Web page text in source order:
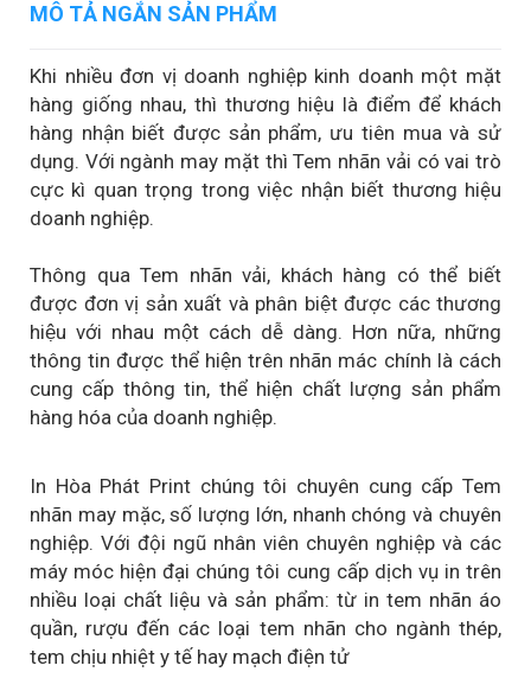
MÔ TẢ NGẮN SẢN PHẨM
Khi nhiều đơn vị doanh nghiệp kinh doanh một mặt
hàng giống nhau, thì thương hiệu là điểm để khách
hàng nhận biết được sản phẩm, ưu tiên mua và sử
dụng. Với ngành may mặt thì Tem nhãn vải có vai trò
cực kì quan trọng trong việc nhận biết thương hiệu
doanh nghiệp.
Thông qua Tem nhãn vải, khách hàng có thể biết
được đơn vị sản xuất và phân biệt được các thương
hiệu với nhau một cách dễ dàng. Hơn nữa, những
thông tin được thể hiện trên nhãn mác chính là cách
cung cấp thông tin, thể hiện chất lượng sản phẩm
hàng hóa của doanh nghiệp.
In Hòa Phát Print chúng tôi chuyên cung cấp Tem
nhãn may mặc, số lượng lớn, nhanh chóng và chuyên
nghiệp. Với đội ngũ nhân viên chuyên nghiệp và các
máy móc hiện đại chúng tôi cung cấp dịch vụ in trên
nhiều loại chất liệu và sản phẩm: từ in tem nhãn áo
quần, rượu đến các loại tem nhãn cho ngành thép,
tem chịu nhiệt y tế hay mạch điện tử